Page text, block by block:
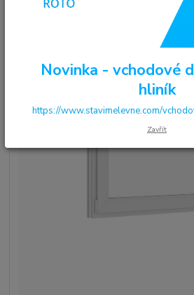
Novinka - vchodové
hliník
https://www.stavimelevne.com/
Zavřít